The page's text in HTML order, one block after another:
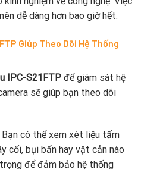
dễ dàng hơn bao giờ hết.
Giúp Theo Dõi Hệ Thống
IPC-S21FTP để giám sát hệ
sẽ giúp bạn theo dõi
Bạn có thể xem xét liệu tấm
cối, bụi bẩn hay vật cản nào
để đảm bảo hệ thống